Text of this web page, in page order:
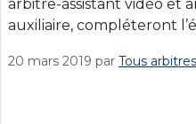
arbitre-assistant vidéo et
auxiliaire, compléteront
20 mars 2019 par Tous arbitres